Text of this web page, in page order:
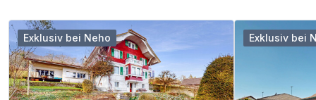
Exklusiv bei Neho Exklusiv bei